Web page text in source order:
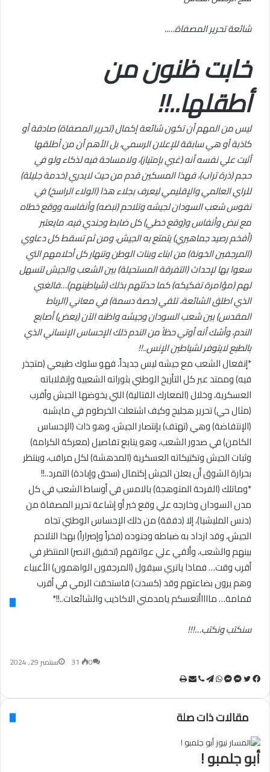
شائعة تحرير المصفاة…..
خابت ظنون من
أطقلها..!!
ليس من المهم أن تكون شائعة إكمال (تحرير المصفاة) صادقة أو
كاذبة أو هي سابقة للإعلان الرسمي، بل الأهم أن من أطلقها
أثبت علي نفسه أنه (غبي بإمتياز)، ولامساحة فيه لذكاء ولو في
حجم (ذرة تراب)، فهذا المسكين قدم من حيث لايدري (خدمة جليلة)
للراي العالمي والإقليمي ليعرف بجلاء هذا (الولاء الراسخ) في
نفوس شعب السودان لجيشه وتلاحم (نبضه) وأنفاسه ووقع خطاه
مع نبض وأنفاس و(وقع خطي) كل ضابط وجندي فيه، مايعتبر
(أفخم رصيد جماهيري) يتمتع به الجيش، ومن ثم تسقط كل دعاوي
(المرجفين الخونة) من ابناء وبنات الوطن وتنهار كل أحلامهم التي
سعوا بها لإحداث (التفرقة المستحيلة) بين الشعب والجيش لتسهل
لهم (مؤامرة تفكيكه) كما حدثتهم بذلك (شياطينهم)…فالغبي
الذي اطلق الشائعة، تلقي (حصة دسمة) في معاني (الرباط
المقدس) بين شعب السودان وجيشه واظنه الآن (يعض) أصابع
الندم، وأشك أنه أوتي حظاً من الندم ذلك الإحساس الإنساني الذي
بالطبع لايتوفر لشياطين الإنس..!!
*إنفعال الشعب مع جيشه ليس جديداً، فهو سلوك طبيعي (متجذر
فيه) وممتد عبر كل التأريخ الوطني بثوراته الشعبية وإنقلاباته
العسكرية، وخلال (المعارك القتالية) التي يخوضها الجيش وأقرب
(مثال حي) تحرير هجليج وكيف اشتعلت الخرطوم في مايشبه
(الإنتفاضة) وهي (تهتف) بإنتصار الجيش، وهو ذات (الإحساس
الكامن) في صدور الشعب، وهو يتابع تفاصيل (معركة الكرامة)
وثبات الجيش وتكتيكاته العسكرية (المدهشة) لكل مراقب، وينتظر
بحرارة الشوق أن يعلن الجيش إكتمال (سحق وإبادة) التمرد..!!
*وماتلك (الفرحة المتوهجة) بالامس في أوساط الشعب في كل
مدن السودان وخارجه علي وقع خبر أو إشاعة تحرير المصفاة من
(دنس المليشيا)، إلا (دفقة) من ذلك الإحساس الوطني تجاه
الجيش، وقد ازداد به ضباطه وجنوده (فخراً وإصراراً) بهذا التلاحم
بينهم والشعب، وألقي علي عواتقهم (تحقيق النصر) المنتظر في
أقرب وقت… فماذا ياتري سيقول (المرجفون الواهمون) الأغبياء
وهم يرون بضاعتهم وقد (كسدت) فاستحقت الرمي في أقرب
قمامة… مااااأتعسكم يامدمني الاكاذيب والشائعات..!!*
سنكتب ونكتب…!!!
سبتمبر 29, 2024 0
فيسبوك
تويترماسنجر
ماسنجر
واتساب
تيلقرام
ڤايبرمشاركة
البريد
طباعة
مقالات ذات صلة
أبو جلمبو !